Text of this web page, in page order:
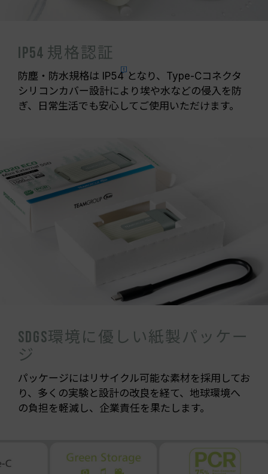
IP54 規格認証
防塵・防水規格は IP54となり、Type-Cコネクタ
シリコンカバー設計により埃や水などの侵入を防
ぎ、日常生活でも安心してご使用いただけます。
SDGs環境に優しい紙製パッケー
ジ
パッケージにはリサイクル可能な素材を採用してお
り、多くの実験と設計の改良を経て、地球環境へ
の負担を軽減し、企業責任を果たします。